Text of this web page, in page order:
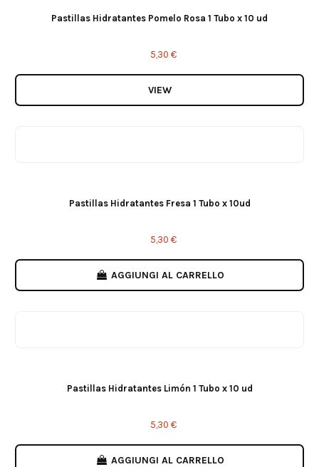
Pastillas Hidratantes Pomelo Rosa 1 Tubo x 10 ud
5,30 €
VIEW
Pastillas Hidratantes Fresa 1 Tubo x 10ud
5,30 €
AGGIUNGI AL CARRELLO
Pastillas Hidratantes Limón 1 Tubo x 10 ud
5,30 €
AGGIUNGI AL CARRELLO